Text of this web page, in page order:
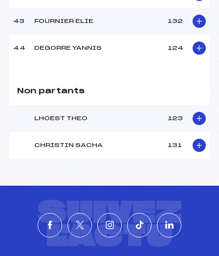
43 FOURNIER ELIE 132
44 DEGORRE YANNIS 124
Non partants
LHOEST THEO 123
CHRISTIN SACHA 131
SUIVEZ
L'ACTU